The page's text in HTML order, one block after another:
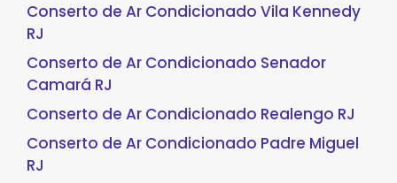
Conserto de Ar Condicionado Vila Kennedy
RJ
Conserto de Ar Condicionado Senador
Camará RJ
Conserto de Ar Condicionado Realengo RJ
Conserto de Ar Condicionado Padre Miguel
RJ